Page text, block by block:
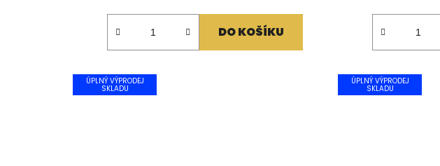
DO KOŠÍKU
ÚPLNÝ VÝPRODEJ
SKLADU
ÚPLNÝ VÝPRODEJ
SKLADU